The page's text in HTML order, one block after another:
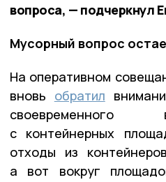
вопроса, — подчеркнул
Мусорный вопрос
На оперативном
вновь обратил
с контейнерных
отходы из
а вот вокруг